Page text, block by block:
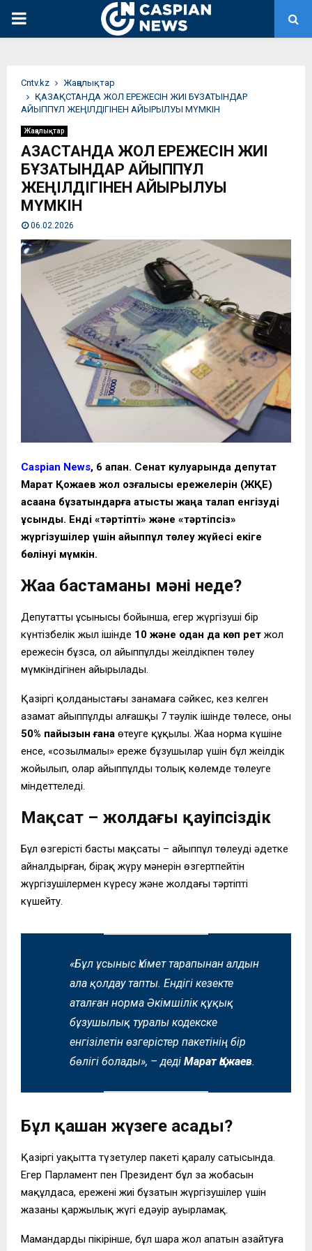
PRIMARY
Сntv.kz
Жаңалықтар
ҚАЗАҚСТАНДА ЖОЛ ЕРЕЖЕСІН ЖИІ БҰЗАТЫНДАР
АЙЫППҰЛ ЖЕҢІЛДІГІНЕН АЙЫРЫЛУЫ МҮМКІН
Жаңалықтар
ҚАЗАҚСТАНДА ЖОЛ ЕРЕЖЕСІН ЖИІ
БҰЗАТЫНДАР АЙЫППҰЛ
ЖЕҢІЛДІГІНЕН АЙЫРЫЛУЫ
МҮМКІН
06.02.2026
Caspian News, 6 ақпан. Сенат кулуарында депутат
Марат Қожаев жол қозғалысы ережелерін (ЖҚЕ)
қасақана бұзатындарға қатысты жаңа талап енгізуді
ұсынды. Енді «тәртіпті» және «тәртіпсіз»
жүргізушілер үшін айыппұл төлеу жүйесі екіге
бөлінуі мүмкін.
Жаңа бастаманың мәні неде?
Депутаттың ұсынысы бойынша, егер жүргізуші бір
күнтізбелік жыл ішінде 10 және одан да көп рет жол
ережесін бұзса, ол айыппұлды жеңілдікпен төлеу
мүмкіндігінен айырылады.
Қазіргі қолданыстағы заңнамаға сәйкес, кез келген
азамат айыппұлды алғашқы 7 тәулік ішінде төлесе, оның
50% пайызын ғана өтеуге құқылы. Жаңа норма күшіне
енсе, «созылмалы» ереже бұзушылар үшін бұл жеңілдік
жойылып, олар айыппұлды толық көлемде төлеуге
міндеттеледі.
Мақсат – жолдағы қауіпсіздік
Бұл өзгерістің басты мақсаты – айыппұл төлеуді әдетке
айналдырған, бірақ жүру мәнерін өзгертпейтін
жүргізушілермен күресу және жолдағы тәртіпті
күшейту.
«Бұл ұсыныс Үкімет тарапынан алдын
ала қолдау тапты. Ендігі кезекте
аталған норма Әкімшілік құқық
бұзушылық туралы кодекске
енгізілетін өзгерістер пакетінің бір
бөлігі болады», – деді Марат Қожаев.
Бұл қашан жүзеге асады?
Қазіргі уақытта түзетулер пакеті қаралу сатысында.
Егер Парламент пен Президент бұл заң жобасын
мақұлдаса, ережені жиі бұзатын жүргізушілер үшін
жазаның қаржылық жүгі едәуір ауырламақ.
Мамандардың пікірінше, бұл шара жол апатын азайтуға